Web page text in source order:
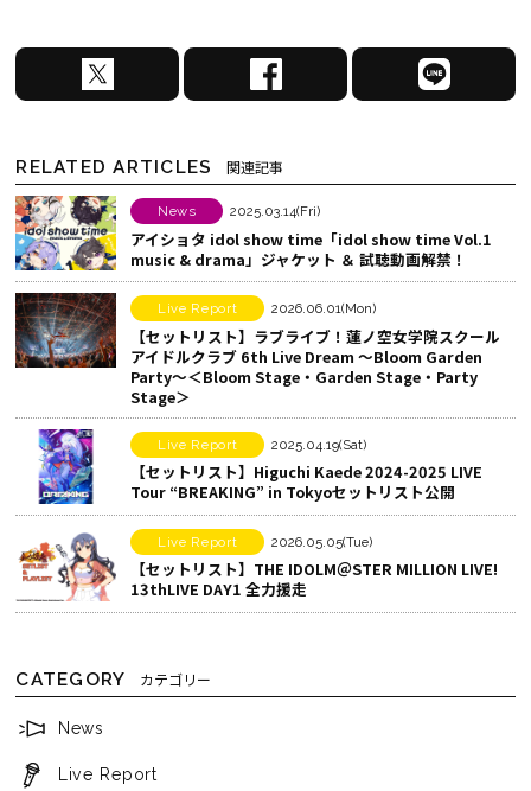
X
で
ア
す
る
F
a
b
o
o
k
で
シ
ェ
ア
す
る
L
I
ェ
ア
る
RELATED ARTICLES 関連記事
News 2025.03.14(Fri)
アイショタ idol show time「idol show time Vol.1
music & drama」ジャケット ＆ 試聴動画解禁！
Live Report 2026.06.01(Mon)
【セットリスト】ラブライブ！蓮ノ空女学院スクール
アイドルクラブ 6th Live Dream ～Bloom Garden
Party～＜Bloom Stage・Garden Stage・Party
Stage＞
Live Report 2025.04.19(Sat)
【セットリスト】Higuchi Kaede 2024-2025 LIVE
Tour “BREAKING” in Tokyoセットリスト公開
Live Report 2026.05.05(Tue)
【セットリスト】THE IDOLM＠STER MILLION LIVE!
13thLIVE DAY1 全力援走
CATEGORY カテゴリー
News
Live Report